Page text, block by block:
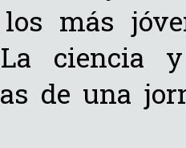
más
ciencia
de una